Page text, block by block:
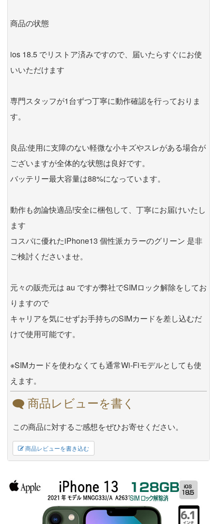
商品の状態
ios 18.5 でリストア済みですので、届いたらすぐにお使
いいただけます
専門スタッフが1台ずつ丁寧に動作確認を行っておりま
す。
良品:使用に支障のない軽微な小キズやスレがある場合が
ございますが全体的な状態は良好です。
バッテリー最大容量は88%になっています。
動作も勿論快適品!安全に梱包して、丁寧にお届けいたし
ます
コスパに優れたiPhone13 個性派カラーのグリーン 是非
ご検討くださいませ。
元々の販売元は au ですが弊社でSIMロック解除をしてお
りますので
キャリアを気にせずお手持ちのSIMカードを差し込むだ
けで使用可能です。
※SIMカードを使わなくても通常Wi-Fiモデルとしても使
えます。
商品レビューを書く
この商品に対するご感想をぜひお寄せください。
商品レビューを書き込む